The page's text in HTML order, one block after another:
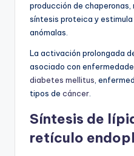
producción de
síntesis proteica y estimula
anómalas.
La activación prolongada
asociado con
diabetes mellitus ,
tipos de cáncer
Síntesis de
retículo